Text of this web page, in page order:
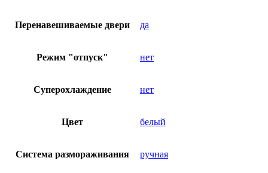
Перенавешиваемые двери да
Режим "отпуск" нет
Суперохлаждение нет
Цвет белый
Система размораживания ручная